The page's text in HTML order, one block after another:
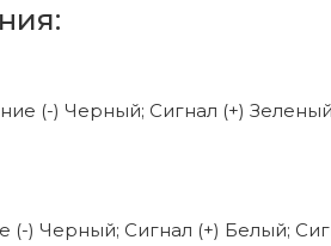
(-) Черный; Сигнал (+)
(-) Черный; Сигнал (+) Белый;